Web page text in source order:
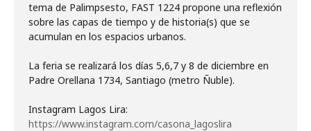
tema de Palimpsesto, FAST 1224 propone una reflexión
sobre las capas de tiempo y de historia(s) que se
acumulan en los espacios urbanos.
La feria se realizará los días 5,6,7 y 8 de diciembre en
Padre Orellana 1734, Santiago (metro Ñuble).
Instagram Lagos Lira:
https://www.instagram.com/casona_lagoslira